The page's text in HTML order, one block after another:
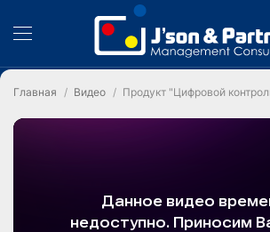
Главная Видео Продукт "Цифровой